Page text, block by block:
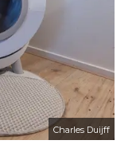
Charles Duijff